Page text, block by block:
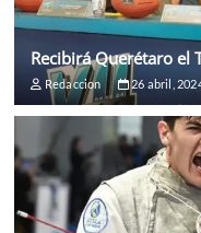
Recibirá Querétaro el
Redaccion 26 abril,